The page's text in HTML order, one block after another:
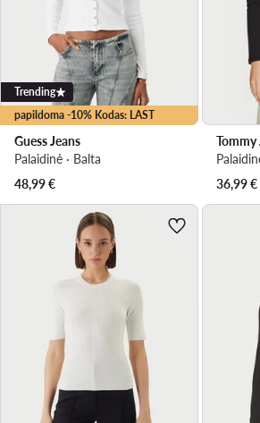
papildoma -10% Kodas: LAST
Trending
Guess Jeans
Palaidinė · Balta
48,99€
Tommy
36,99€